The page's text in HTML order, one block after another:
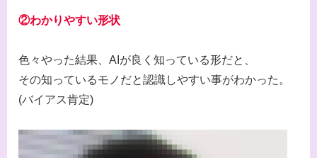
②わかりやすい形状
色々やった結果、AIが良く知っている形だと、
その知っているモノだと認識しやすい事がわかった。
(バイアス肯定)